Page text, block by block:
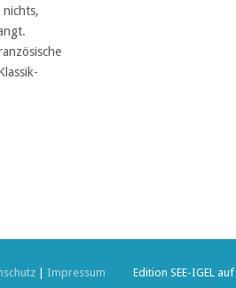
nichts,
Impressum Edition SEE-IGEL auf